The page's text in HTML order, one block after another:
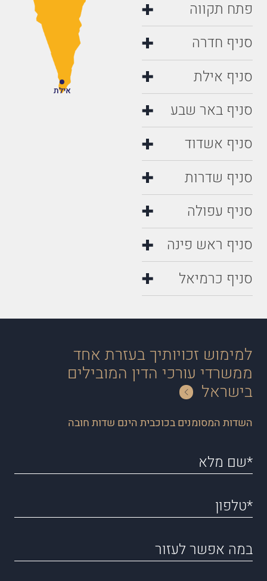
פתח תקווה
סניף חדרה
סניף אילת
סניף באר שבע
סניף אשדוד
סניף שדרות
סניף עפולה
סניף ראש פינה
סניף כרמיאל
אילת
למימוש זכויותיך בעזרת אחד
ממשרדי עורכי הדין המובילים
בישראל
השדות המסומנים בכוכבית הינם שדות חובה